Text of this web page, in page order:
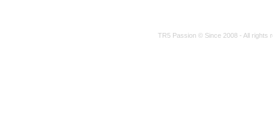
TR5 Passion © Since 2008 - All rights